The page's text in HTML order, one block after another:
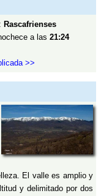
Rascafrienses
a las 21:24
>>
El valle es amplio y
y delimitado por dos